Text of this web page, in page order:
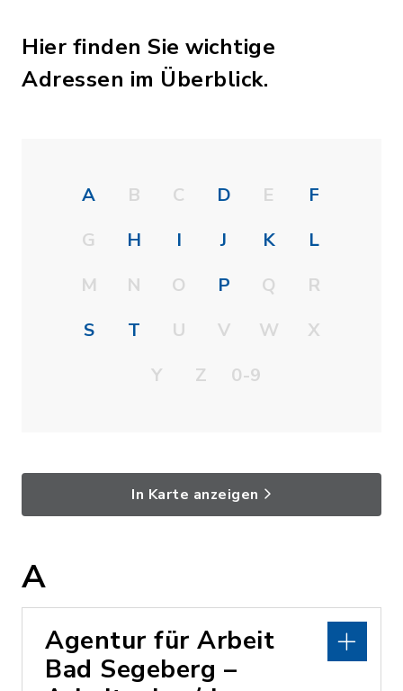
Hier finden Sie wichtige
Adressen im Überblick.
A B C D E
F
G
H I J K
L
M
N O P Q
R
S
T U V W
X
Y
Z 0-9
In Karte anzeigen
A
Agentur für Arbeit
Bad Segeberg –